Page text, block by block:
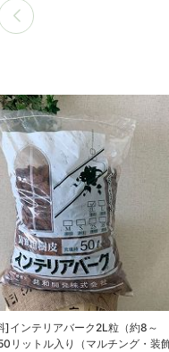
]インテリアバーク2L粒（約8～
リットル入り（マルチング・装